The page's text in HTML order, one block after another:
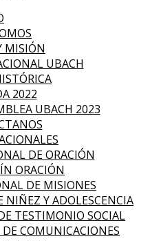
MISIÓN
UBACH
2022
UBACH 2023
DE ORACIÓN
ORACIÓN
DE MISIONES
NIÑEZ Y ADOLESCENCIA
TESTIMONIO SOCIAL
COMUNICACIONES